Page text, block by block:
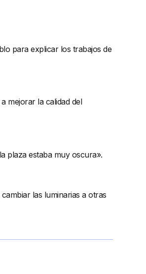
para explicar los trabajos de
mejorar la calidad del
plaza estaba muy oscura».
las luminarias a otras